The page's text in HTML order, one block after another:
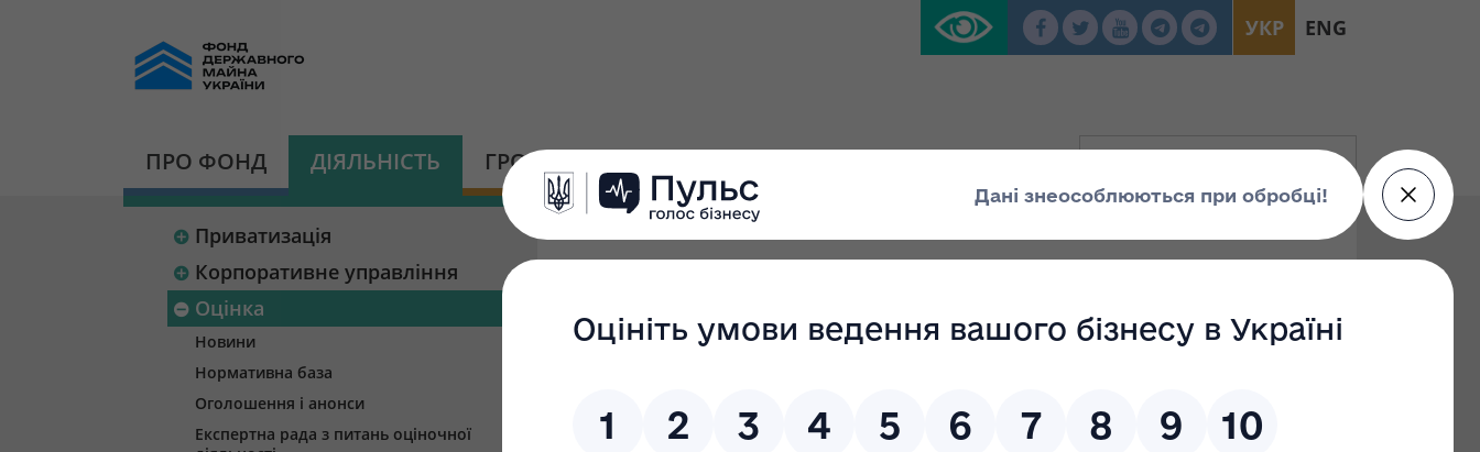
УКР ENG
ПРО ФОНД ДІЯЛЬНІСТЬ ГРОМАДСЬКА ПЛАТФОРМА
Приватизація
Корпоративне управління
Оцінка
Новини
Нормативна база
Оголошення і анонси
Експертна рада з питань оціночної
Кваліфікаційно-дисциплінарна комісія
оцінювачів
Склад Кваліфікаційно-дисциплінарної комісії оцінювачів, затверджений наказом Фонду державного
майна України від 03.12.2025 № 2141